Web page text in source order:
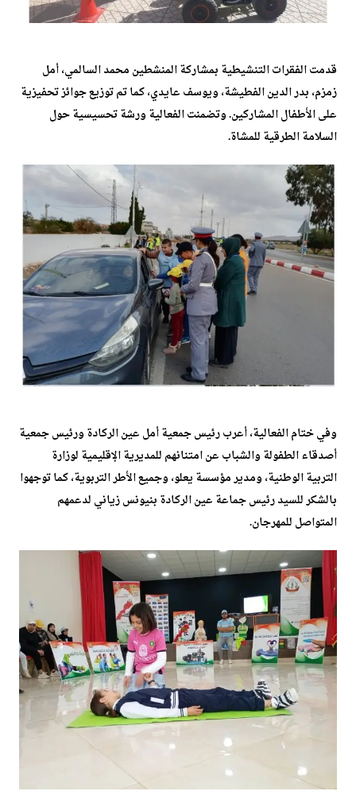
قدمت الفقرات التنشيطية بمشاركة المنشطين محمد السالمي، أمل
زمزم، بدر الدين الفطيشة، ويوسف عايدي، كما تم توزيع جوائز تحفيزية
على الأطفال المشاركين. وتضمنت الفعالية ورشة تحسيسية حول
السلامة الطرقية للمشاة.
وفي ختام الفعالية، أعرب رئيس جمعية أمل عين الركادة ورئيس جمعية
أصدقاء الطفولة والشباب عن امتنانهم للمديرية الإقليمية لوزارة
التربية الوطنية، ومدير مؤسسة يعلو، وجميع الأطر التربوية، كما توجهوا
بالشكر للسيد رئيس جماعة عين الركادة بنيونس زياني لدعمهم
المتواصل للمهرجان.